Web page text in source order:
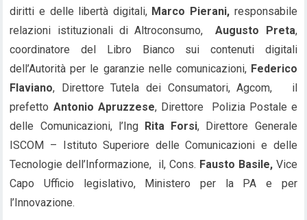
diritti e delle libertà digitali, Marco Pierani,responsabile
relazioni istituzionali di Altroconsumo,Augusto Preta,
coordinatore del Libro Bianco sui contenuti digitali
dell’Autorità per le garanzie nelle comunicazioni, Federico
Flaviano, Direttore Tutela dei Consumatori, Agcom, il
prefetto Antonio Apruzzese, Direttore Polizia Postale e
delle Comunicazioni, l’Ing Rita Forsi, Direttore Generale
ISCOM – Istituto Superiore delle Comunicazioni e delle
Tecnologie dell’Informazione, il, Cons. Fausto Basile,Vice
Capo Ufficio legislativo, Ministero per la PA e per
l’Innovazione.